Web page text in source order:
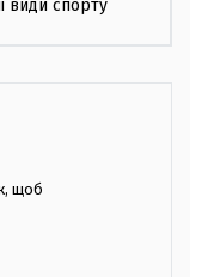
види спорту
щоб